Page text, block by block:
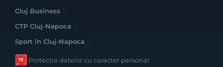
Cluj Business
CTP Cluj-Napoca
Sport în Cluj-Napoca
Protecția datelor cu caracter personal